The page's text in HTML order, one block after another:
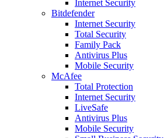
Internet Security
Bitdefender
Internet Security
Total Security
Family Pack
Antivirus Plus
Mobile Security
McAfee
Total Protection
Internet Security
LiveSafe
Antivirus Plus
Mobile Security